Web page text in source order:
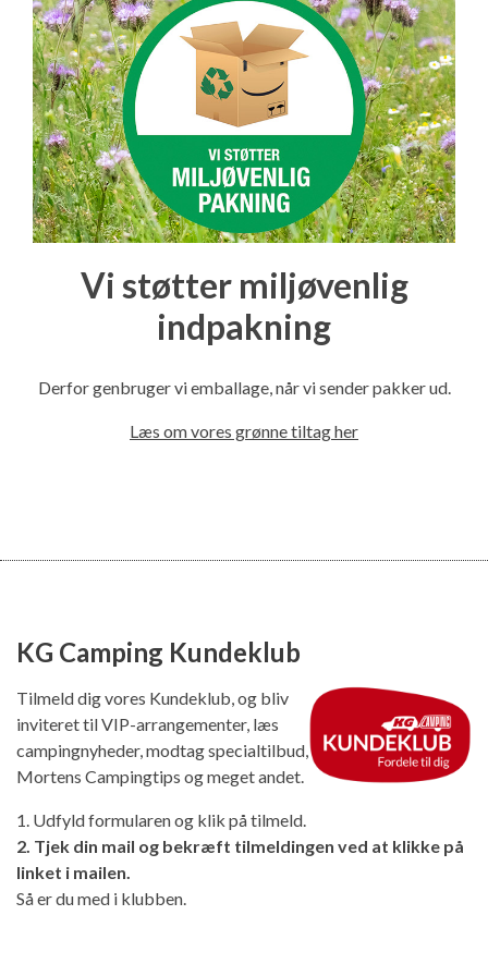
Vi støtter miljøvenlig
indpakning
Derfor genbruger vi emballage, når vi sender pakker ud.
Læs om vores grønne tiltag her
KG Camping Kundeklub
Tilmeld dig vores Kundeklub, og bliv
inviteret til VIP-arrangementer, læs
campingnyheder, modtag specialtilbud,
Mortens Campingtips og meget andet.
1. Udfyld formularen og klik på tilmeld.
2. Tjek din mail og bekræft tilmeldingen ved at klikke på
linket i mailen.
Så er du med i klubben.